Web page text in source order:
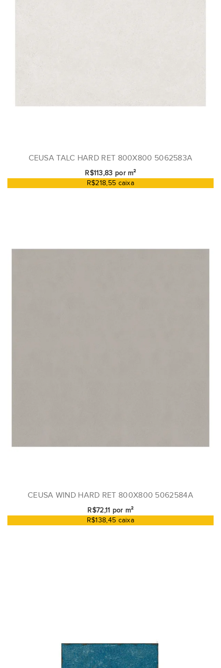
CEUSA TALC HARD RET 800X800 5062583A
R$113,83 por m²
R$218,55 caixa
CEUSA WIND HARD RET 800X800 5062584A
R$72,11 por m²
R$138,45 caixa